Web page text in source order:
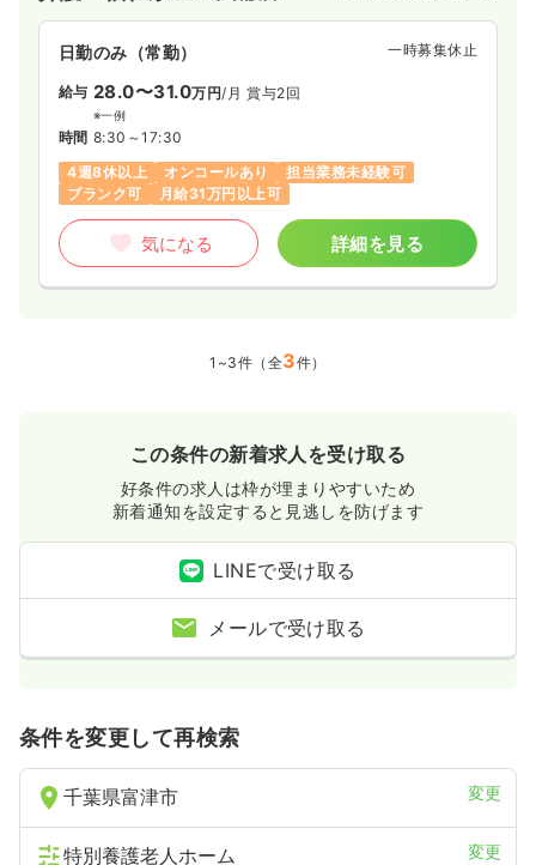
日勤のみ（常勤） 一時募集休止
給与 28.0〜31.0万円/月 賞与2回
※一例
時間 8:30～17:30
4週8休以上
オンコールあり
担当業務未経験可
ブランク可
月給31万円以上可
気になる 詳細を見る
1~3件（全3件）
この条件の新着求人を受け取る
好条件の求人は枠が埋まりやすいため
新着通知を設定すると見逃しを防げます
LINEで受け取る
メールで受け取る
条件を変更して再検索
千葉県富津市 変更
特別養護老人ホーム 変更